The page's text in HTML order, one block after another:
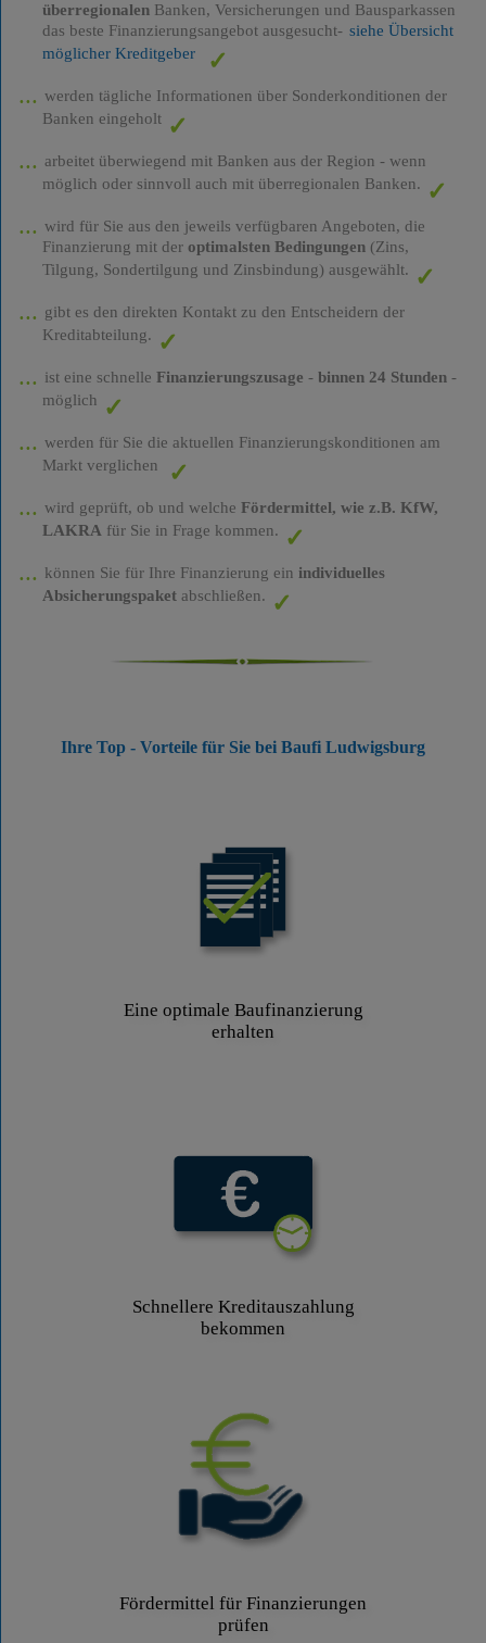
überregionalenBanken, Versicherungen und Bausparkassen
das beste Finanzierungsangebot ausgesucht- siehe Übersicht
möglicher Kreditgeber
werden tägliche Informationen über Sonderkonditionen der
Banken eingeholt
arbeitet überwiegend mit Banken aus der Region - wenn
möglich oder sinnvoll auch mit überregionalen Banken.
wird für Sie aus den jeweils verfügbaren Angeboten, die
Finanzierung mit der optimalsten Bedingungen(Zins,
Tilgung, Sondertilgung und Zinsbindung) ausgewählt.
gibt es den direkten Kontakt zu den Entscheidern der
Kreditabteilung.
ist eine schnelle Finanzierungszusage - binnen 24 Stunden-
möglich
werden für Sie die aktuellen Finanzierungskonditionen am
Markt verglichen
wird geprüft, ob und welche Fördermittel, wie z.B. KfW,
LAKRA für Sie in Frage kommen.
können Sie für Ihre Finanzierung ein individuelles
Absicherungspaketabschließen.
Ihre Top - Vorteile für Sie bei Baufi Ludwigsburg
Eine optimale Baufinanzierung
erhalten
Schnellere Kreditauszahlung
bekommen
Fördermittel für Finanzierungen
prüfen